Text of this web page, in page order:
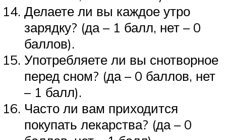
Делаете ли вы каждое утро
зарядку? (да – 1 балл, нет – 0
баллов).
Употребляете ли вы снотворное
перед сном? (да – 0 баллов, нет
– 1 балл).
Часто ли вам приходится
покупать лекарства? (да – 0